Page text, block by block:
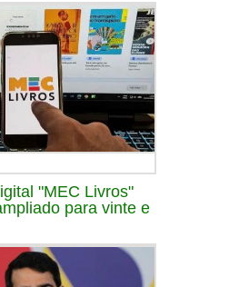
"MEC Livros"
para vinte e